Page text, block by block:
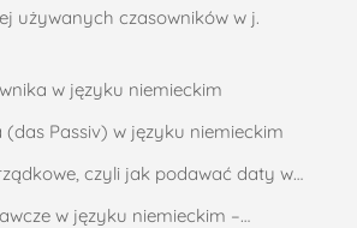
używanych czasowników w j.
w języku niemieckim
Passiv) w języku niemieckim
czyli jak podawać daty w…
w języku niemieckim –…